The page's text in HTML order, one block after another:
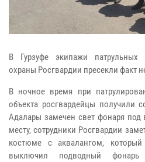
В Гурзуфе экипажи патрульных
охраны Росгвардии пресекли факт
В ночное время при
объекта росгвардейцы получили
Адалары замечен свет фонаря
месту, сотрудники Росгвардии
костюме с аквалангом,
выключил подводный